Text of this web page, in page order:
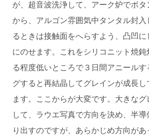
が、超音波洗浄して、アーク炉でボタ
から、アルゴン雰囲気中タンタル封入
るときは接触面をへらすよう、凸凹に
にのせます。これをシリコニット焼
る程度低いところで３日間アニール
グすると再結晶してグレインが成長し
ます。ここからが大変です。大きな
して、ラウエ写真で方向を決め、半
り出すのですが、あらかじめ方向があ